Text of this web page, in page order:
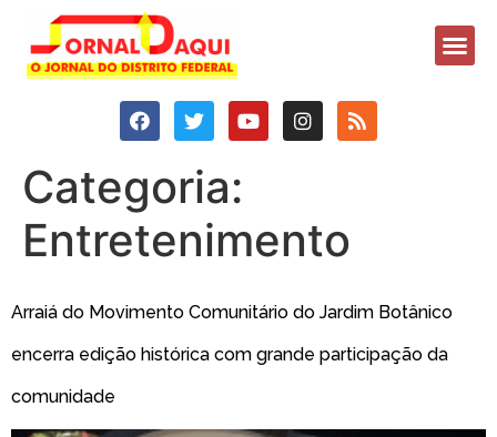
Categoria:
Entretenimento
Arraiá do Movimento Comunitário do Jardim Botânico
encerra edição histórica com grande participação da
comunidade